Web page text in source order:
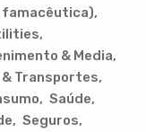
famacêutica)
& Media
Transportes
Saúde
Seguros